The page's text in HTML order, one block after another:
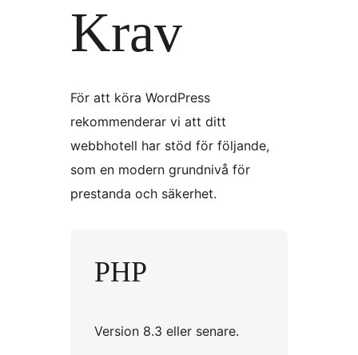
Krav
För att köra WordPress
rekommenderar vi att ditt
webbhotell har stöd för följande,
som en modern grundnivå för
prestanda och säkerhet.
PHP
Version 8.3 eller senare.